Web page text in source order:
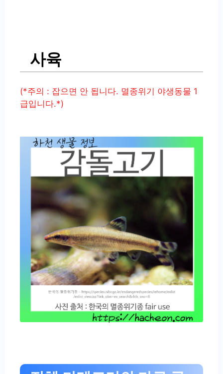
사육
(*주의 : 잡으면 안 됩니다. 멸종위기 야생동물 1
급입니다.*)